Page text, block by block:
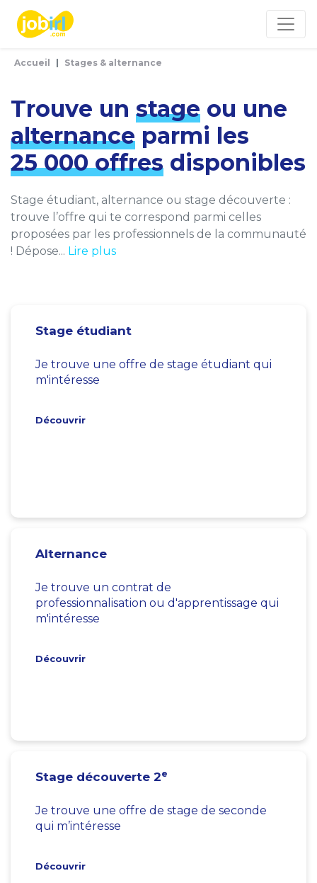
Accueil Stages & alternance
Trouve un stage ou une
alternance parmi les
25 000 offres disponibles
Stage étudiant, alternance ou stage découverte :
trouve l’offre qui te correspond parmi celles
proposées par les professionnels de la communauté
! Dépose... Lire plus
Stage étudiant
Je trouve une offre de stage étudiant qui
m'intéresse
Découvrir
Alternance
Je trouve un contrat de
professionnalisation ou d'apprentissage qui
m'intéresse
Découvrir
Stage découverte 2e
Je trouve une offre de stage de seconde
qui m’intéresse
Découvrir
Panneau de gestion des cookies